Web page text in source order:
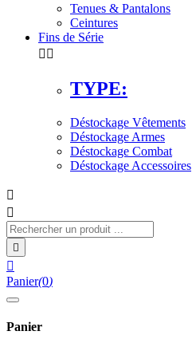
Tenues & Pantalons
Ceintures
Fins de Série
 
TYPE:
Déstockage Vêtements
Déstockage Armes
Déstockage Combat
Déstockage Accessoires




Panier(0)
Panier